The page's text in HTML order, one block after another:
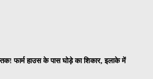
फार्म हाउस के पास घोड़े का शिकार, इलाके में